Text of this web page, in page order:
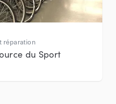
réparation
du Sport